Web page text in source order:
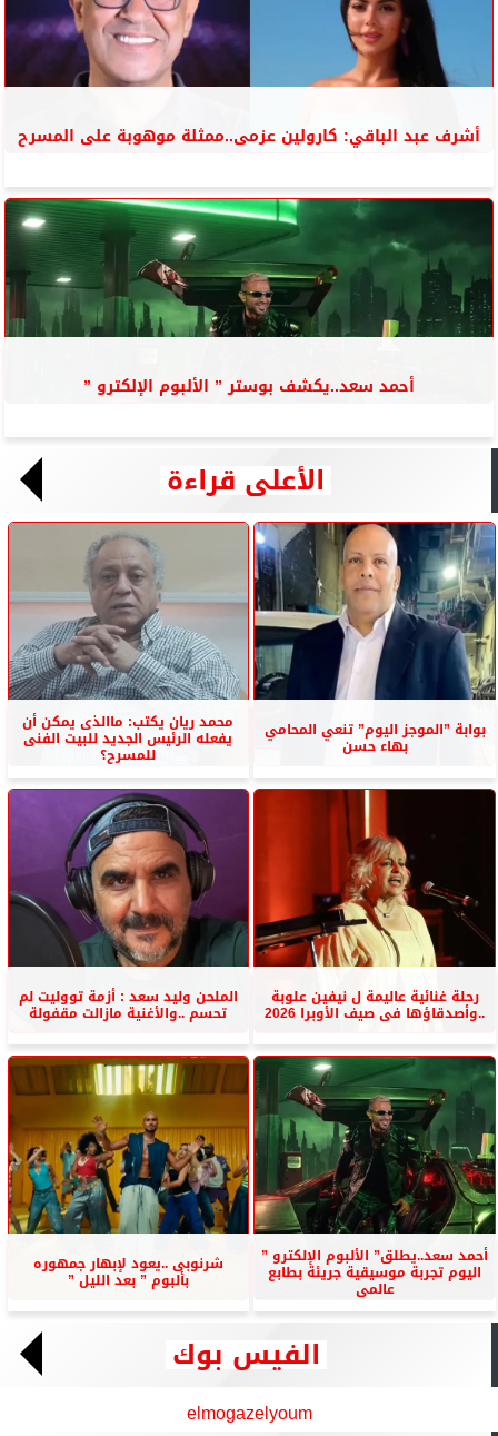
أشرف عبد الباقي: كارولين عزمى..ممثلة موهوبة على المسرح
أحمد سعد..يكشف بوستر ” الألبوم الإلكترو ”
الأعلى قراءة
بوابة ”الموجز اليوم” تنعي المحامي
بهاء حسن
محمد ريان يكتب: ماالذى يمكن أن
يفعله الرئيس الجديد للبيت الفنى
للمسرح؟
رحلة غنائية عاليمة ل نيفين علوبة
..وأصدقاؤها فى صيف الأوبرا 2026
الملحن وليد سعد : أزمة تووليت لم
تحسم ..والأغنية مازالت مقفولة
أحمد سعد..يطلق” الألبوم الإلكترو ”
اليوم تجربة موسيقية جريئة بطابع
عالمى
شرنوبى ..يعود لإبهار جمهوره
بألبوم ” بعد الليل ”
الفيس بوك
elmogazelyoum